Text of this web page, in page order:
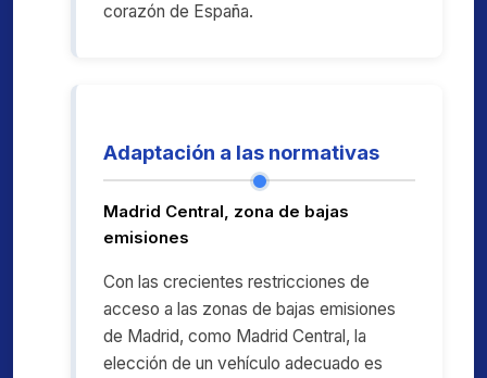
corazón de España.
Adaptación a las normativas
Madrid Central, zona de bajas
emisiones
Con las crecientes restricciones de
acceso a las zonas de bajas emisiones
de Madrid, como Madrid Central, la
elección de un vehículo adecuado es